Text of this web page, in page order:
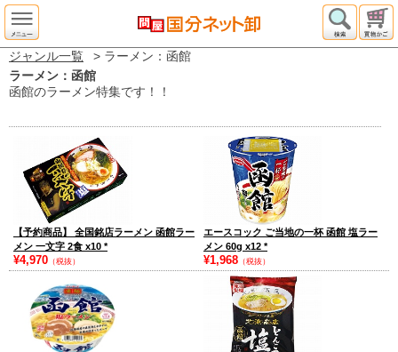
ジャンル一覧
> ラーメン：函館
ラーメン：函館
函館のラーメン特集です！！
【予約商品】 全国銘店ラーメン 函館ラー
メン 一文字 2食 x10 *
¥4,970 （税抜）
エースコック ご当地の一杯 函館 塩ラー
メン 60g x12 *
¥1,968 （税抜）